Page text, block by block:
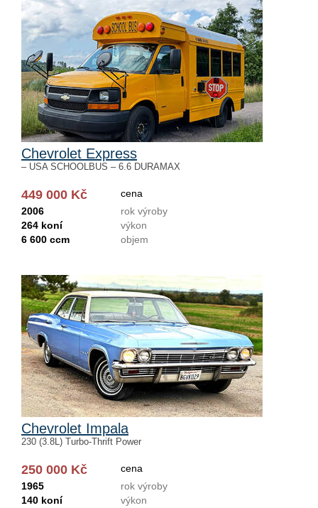
Chevrolet Express
– USA SCHOOLBUS – 6.6 DURAMAX
449 000 Kč
cena
2006
rok výroby
264 koní
výkon
6 600 ccm
objem
Chevrolet Impala
230 (3.8L) Turbo-Thrift Power
250 000 Kč
cena
1965
rok výroby
140 koní
výkon